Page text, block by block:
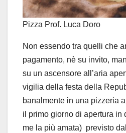
Pizza Prof. Luca Doro
Non essendo tra quelli che
pagamento, nè su invito,
su un ascensore all’aria
vigilia della festa della
banalmente in una pizzeria
il primo giorno di apertura in
me la più amata) previsto